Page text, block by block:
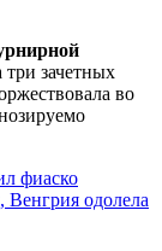
три зачетных
во
фиаско
Венгрия одолела